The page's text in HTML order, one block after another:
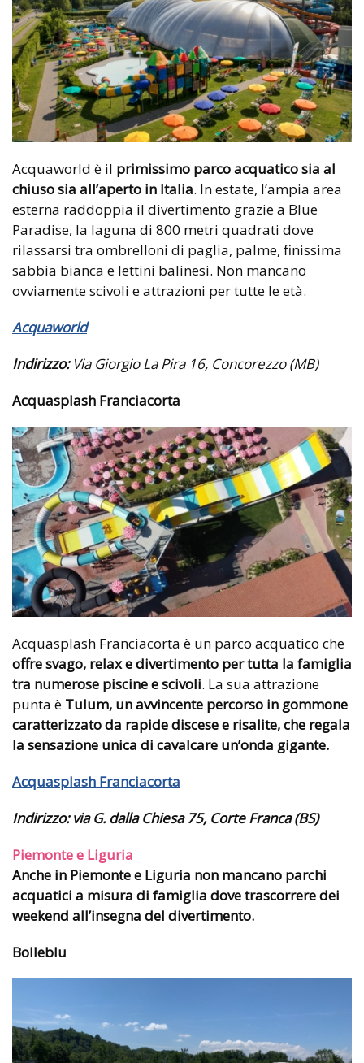
Acquaworld è il primissimo parco acquatico sia al
chiuso sia all’aperto in Italia. In estate, l’ampia area
esterna raddoppia il divertimento grazie a Blue
Paradise, la laguna di 800 metri quadrati dove
rilassarsi tra ombrelloni di paglia, palme, finissima
sabbia bianca e lettini balinesi. Non mancano
ovviamente scivoli e attrazioni per tutte le età.
Acquaworld
Indirizzo:Via Giorgio La Pira 16, Concorezzo (MB)
Acquasplash Franciacorta
Acquasplash Franciacorta è un parco acquatico che
offre svago, relax e divertimento per tutta la famiglia
tra numerose piscine e scivoli. La sua attrazione
punta è Tulum, un avvincente percorso in gommone
caratterizzato da rapide discese e risalite, che regala
la sensazione unica di cavalcare un’onda gigante.
Acquasplash Franciacorta
Indirizzo:via G. dalla Chiesa 75, Corte Franca (BS)
Piemonte e Liguria
Anche in Piemonte e Liguria non mancano parchi
acquatici a misura di famiglia dove trascorrere dei
weekend all’insegna del divertimento.
Bolleblu